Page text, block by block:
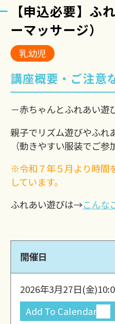
【申込必要】ふ
ーマッサージ）
乳幼児
講座概要・ご注意
－赤ちゃんとふれあい遊
親子でリズム遊びやふれ
（動きやすい服装でご参
※令和７年５月より時間
しています。
ふれあい遊びは→こんな
開催日
2026年3月27日(金)
Add To Calendar